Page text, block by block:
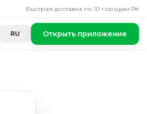
Быстрая доставка по 10 городам РК
RU Открыть приложение